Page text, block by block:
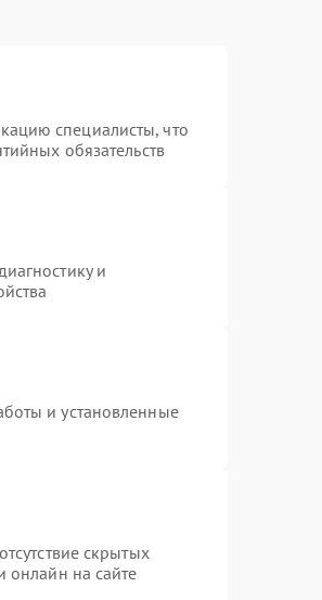
специалисты, что
обязательств
и
и установленные
скрытых
онлайн на сайте